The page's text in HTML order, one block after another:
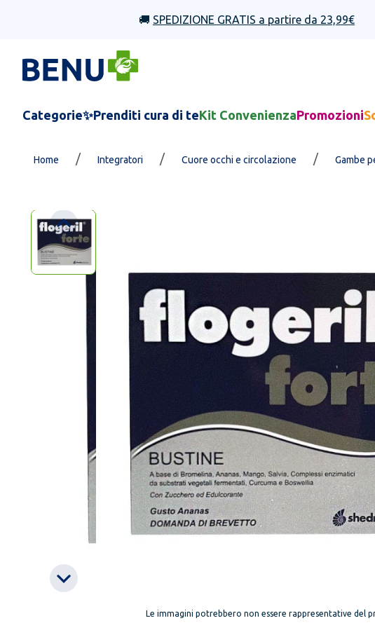
🚚 SPEDIZIONE GRATIS a partire da 23,99€
Categorie✨Prenditi cura di teKit ConvenienzaPromozioni
Home / Integratori / Cuore occhi e circolazione / Gambe
Le immagini potrebbero non essere rappresentative del